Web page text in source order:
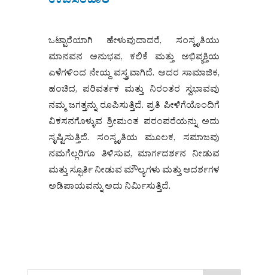
ಒಟ್ಟಾರೆಯಾಗಿ ಹೇಳುವುದಾದರೆ, ಸಂಸ್ಕೃತಿಯು
ಮಾನವನ ಅನುಭವ, ಕಲಿಕೆ ಮತ್ತು ಅಭಿವ್ಯಕ್ತಿಯ
ಎಳೆಗಳಿಂದ ನೇಯ್ದ ವಸ್ತ್ರವಾಗಿದೆ. ಅದರ ಸಾಮಾಜಿಕ,
ಹಂಚಿದ, ಪರಿವರ್ತಕ ಮತ್ತು ನಿರಂತರ ಸ್ವಭಾವವು
ನಮ್ಮ ಜಗತ್ತನ್ನು ರೂಪಿಸುತ್ತಿದೆ. ಪ್ರತಿ ಪೀಳಿಗೆಯೊಂದಿಗೆ
ವಿಕಸನಗೊಳ್ಳುವ ಶ್ರೀಮಂತ ಪರಂಪರೆಯನ್ನು ಅದು
ಸೃಷ್ಟಿಸುತ್ತಿದೆ. ಸಂಸ್ಕೃತಿಯ ಮೂಲಕ, ಸಮಾಜವು
ನಮಗೆಲ್ಲರಿಗೂ ತಿಳಿಸುವ, ಮಾರ್ಗದರ್ಶನ ನೀಡುವ
ಮತ್ತು ಸ್ಫೂರ್ತಿ ನೀಡುವ ಮೌಲ್ಯಗಳು ಮತ್ತು ಆದರ್ಶಗಳ
ಅಡಿಪಾಯವನ್ನು ಅದು ನಿರ್ಮಿಸುತ್ತಿದೆ.